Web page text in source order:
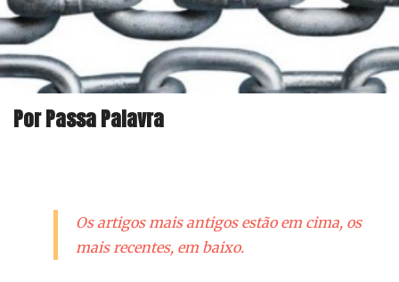
Por Passa Palavra
Os artigos mais antigos estão em cima, os
mais recentes, em baixo.